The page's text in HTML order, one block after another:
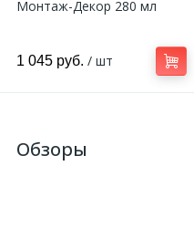
Монтаж-Декор 280 мл
1 045 руб. / шт
Обзоры